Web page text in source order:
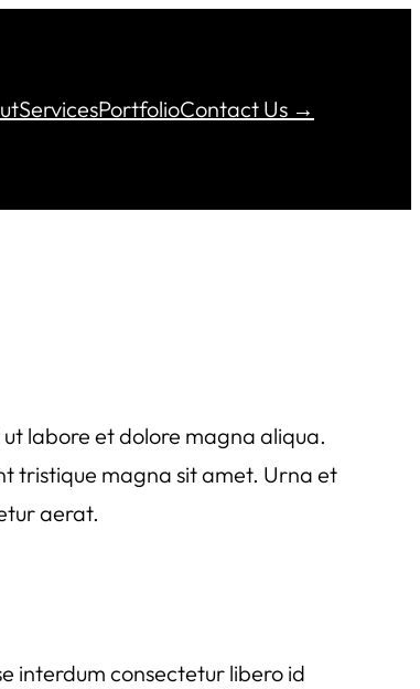
ServicesPortfolioContact Us →
labore et dolore magna aliqua.
tristique magna sit amet. Urna et
aerat.
interdum consectetur libero id